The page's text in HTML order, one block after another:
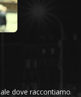
dove raccontiamo